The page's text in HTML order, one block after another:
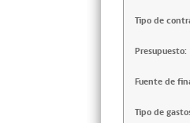
Tipo de
Presupuesto:
Fuente de
Tipo de